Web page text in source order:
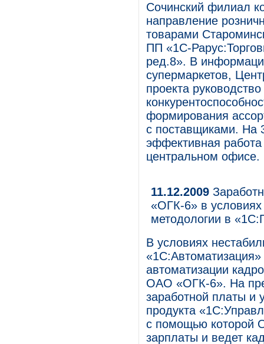
Сочинский филиал
направление
товарами
ПП «1С-
ред.8». В
супермаркетов,
проекта
формирования
с поставщиками. На
эффективная
центральном офисе.
11.12.2009
«ОГК-6» в условиях
методологии в
В условиях
автоматизации
ОАО «ОГК-6». На
заработной платы и
продукта
с помощью которой
зарплаты и ведет